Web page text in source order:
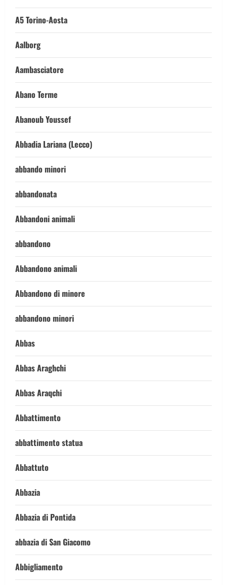
A5 Torino-Aosta
Aalborg
Aambasciatore
Abano Terme
Abanoub Youssef
Abbadia Lariana (Lecco)
abbando minori
abbandonata
Abbandoni animali
abbandono
Abbandono animali
Abbandono di minore
abbandono minori
Abbas
Abbas Araghchi
Abbas Araqchi
Abbattimento
abbattimento statua
Abbattuto
Abbazia
Abbazia di Pontida
abbazia di San Giacomo
Abbigliamento